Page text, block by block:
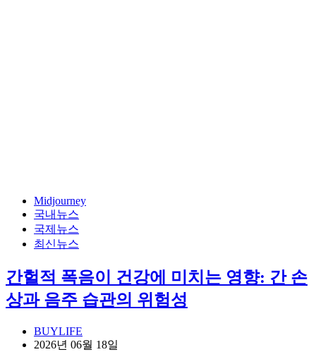
Midjourney
국내뉴스
국제뉴스
최신뉴스
간헐적 폭음이 건강에 미치는 영향: 간 손
상과 음주 습관의 위험성
BUYLIFE
2026년 06월 18일